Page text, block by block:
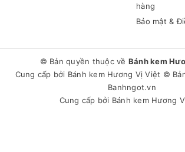
hàng
Bảo mật &
© Bản quyền thuộc về Bánh kem
Cung cấp bởi Bánh kem Hương Vị Việt ©
Banhngot.vn
Cung cấp bởi Bánh kem Hương